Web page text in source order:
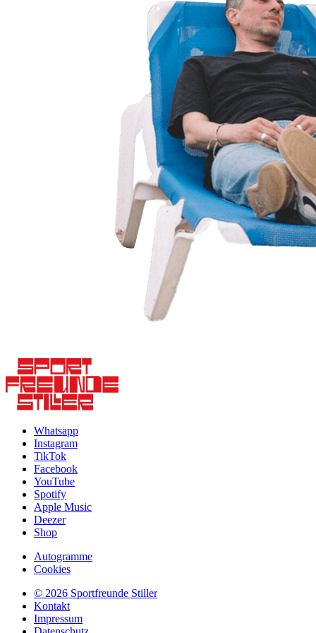
Whatsapp
Instagram
TikTok
Facebook
YouTube
Spotify
Apple Music
Deezer
Shop
Autogramme
Cookies
© 2026 Sportfreunde Stiller
Kontakt
Impressum